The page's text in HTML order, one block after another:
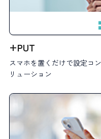
+PUT
スマホを置くだけで設定コ
リューション